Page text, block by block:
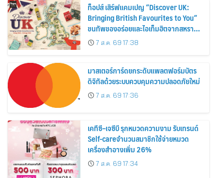
ท็อปส์ เสิร์ฟแคมเปญ “Discover UK:
Bringing British Favourites to You”
ขนทัพของอร่อยและไอเท็มฮิตจากสหราช
อาณาจักร ส่งตรงถึงมือตั้งแต่วันนี้ – 18
สิงหาคมนี้
7 ส.ค. 69 17:38
มาสเตอร์การ์ดยกระดับแพลตฟอร์มบัตร
ดิจิทัลด้วยระบบควบคุมความปลอดภัยใหม่
7 ส.ค. 69 17:36
เคทีซี–เจซีบี รุกหมวดความงาม รับเทรนด์
Self-careจำนวนสมาชิกใช้จ่ายหมวด
เครื่องสำอางเพิ่ม 26%
7 ส.ค. 69 17:34